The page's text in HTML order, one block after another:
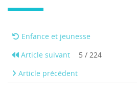
Enfance et jeunesse
Article suivant
5 / 224
Article précédent